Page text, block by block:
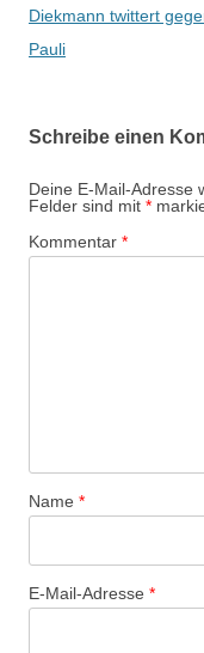
Diekmann twittert
Pauli
Schreibe einen
Deine E-Mail-Adresse
Felder sind mit *
Kommentar *
Name *
E-Mail-Adresse *